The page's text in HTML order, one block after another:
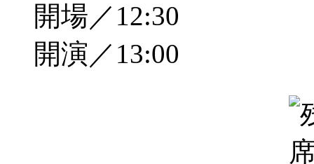
開場／12:30
開演／13:00